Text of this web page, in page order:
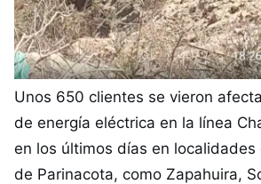
Unos 650 clientes se vieron
de energía eléctrica en la línea
en los últimos días en localidades
de Parinacota, como Zapahuira,